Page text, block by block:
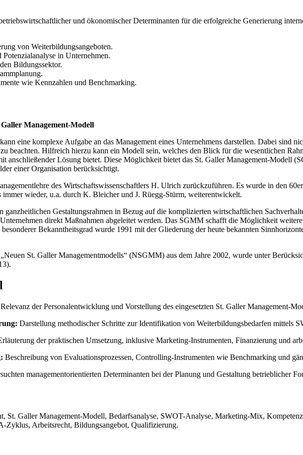
und ökonomischer Determinanten für die erfolgreiche Generierung
von Weiterbildungsangeboten.
in Unternehmen.
Bildungssektor.
wie Kennzahlen und Benchmarking.
Management-Modell
eine komplexe Aufgabe an das Management eines Unternehmens darstellen. Dabei sind
beachten. Hilfreich hierzu kann ein Modell sein, welches den Blick für die wesentlichen
anschließender Lösung bietet. Diese Möglichkeit bietet das St. Galler Management-Modell
einer Organisation berücksichtigt.
des Wirtschaftswissenschaftlers H. Ulrich zurückzuführen. Es wurde in den
wieder, u.a. durch K. Bleicher und J. Rüegg-Stürm, weiterentwickelt.
ganzheitlichen Gestaltungsrahmen in Bezug auf die komplizierten wirtschaftlichen
direkt Maßnahmen abgeleitet werden. Das SGMM schafft die Möglichkeit
Bekanntheitsgrad wurde 1991 mit der Gliederung der heute bekannten
St. Galler Managementmodells“ (NSGMM) aus dem Jahre 2002, wurde unter
der Personalentwicklung und Vorstellung des eingesetzten St. Galler Management-
Darstellung methodischer Schritte zur Identifikation von Weiterbildungsbedarfen mittels
der praktischen Umsetzung, inklusive Marketing-Instrumenten, Finanzierung und
Beschreibung von Evaluationsprozessen, Controlling-Instrumenten wie Benchmarking und
managementorientierten Determinanten bei der Planung und Gestaltung betrieblicher
St. Galler Management-Modell, Bedarfsanalyse, SWOT-Analyse, Marketing-Mix,
Zyklus, Arbeitsrecht, Bildungsangebot, Qualifizierung.